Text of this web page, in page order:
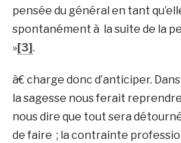
pensée du général en tant
spontanément à la suite de la
»[3] .
à€ charge donc d’anticiper.
la sagesse nous ferait
nous dire que tout sera
de faire ; la contrainte